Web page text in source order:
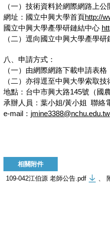
（一）技術資料於網際網路上公
網址：國立中興大學首頁http://
國立中興大學產學研鏈結中心
（二）逕向國立中興大學產學
八、申請方式：
（一）由網際網路下載申請表
（二）亦得逕至中興大學索取技
地點：台中市興大路145號（國
承辦人員：葉小姐/黃小姐 聯絡
e-mail： jmine3388@nchu.edu.tw
相關附件
109-042江伯源 老師公告.pdf
、